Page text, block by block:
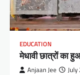
EDUCATION
मेधावी छात्रों का
Anjaan Jee July